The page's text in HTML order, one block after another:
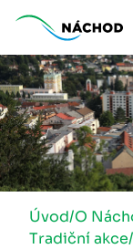
Úvod/O
Tradiční akce/